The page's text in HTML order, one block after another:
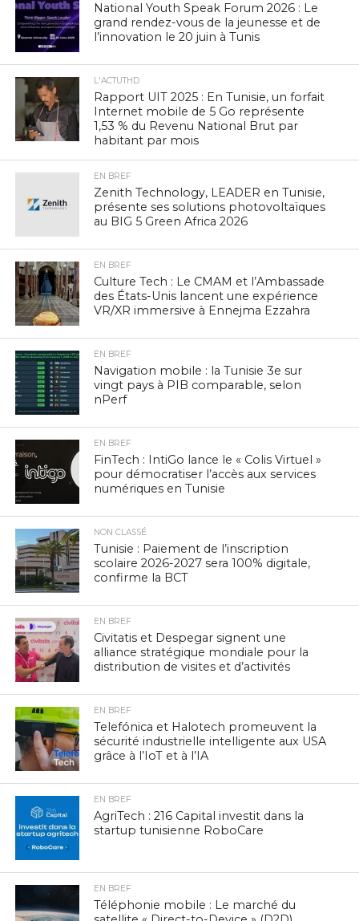
National Youth Speak Forum 2026 : Le
grand rendez-vous de la jeunesse et de
l’innovation le 20 juin à Tunis
L'ACTUTHD
Rapport UIT 2025 : En Tunisie, un forfait
Internet mobile de 5 Go représente
1,53 % du Revenu National Brut par
habitant par mois
EN BREF
Zenith Technology, LEADER en Tunisie,
présente ses solutions photovoltaïques
au BIG 5 Green Africa 2026
EN BREF
Culture Tech : Le CMAM et l’Ambassade
des États-Unis lancent une expérience
VR/XR immersive à Ennejma Ezzahra
EN BREF
Navigation mobile : la Tunisie 3e sur
vingt pays à PIB comparable, selon
nPerf
EN BREF
FinTech : IntiGo lance le « Colis Virtuel »
pour démocratiser l’accès aux services
numériques en Tunisie
NON CLASSÉ
Tunisie : Paiement de l’inscription
scolaire 2026-2027 sera 100% digitale,
confirme la BCT
EN BREF
Civitatis et Despegar signent une
alliance stratégique mondiale pour la
distribution de visites et d’activités
EN BREF
Telefónica et Halotech promeuvent la
sécurité industrielle intelligente aux USA
grâce à l’IoT et à l’IA
EN BREF
AgriTech : 216 Capital investit dans la
startup tunisienne RoboCare
EN BREF
Téléphonie mobile : Le marché du